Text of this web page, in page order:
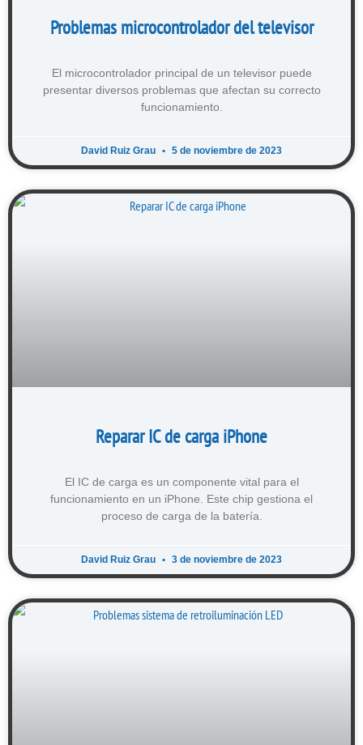
Problemas microcontrolador del televisor
El microcontrolador principal de un televisor puede
presentar diversos problemas que afectan su correcto
funcionamiento.
David Ruiz Grau 5 de noviembre de 2023
Reparar IC de carga iPhone
El IC de carga es un componente vital para el
funcionamiento en un iPhone. Este chip gestiona el
proceso de carga de la batería.
David Ruiz Grau 3 de noviembre de 2023